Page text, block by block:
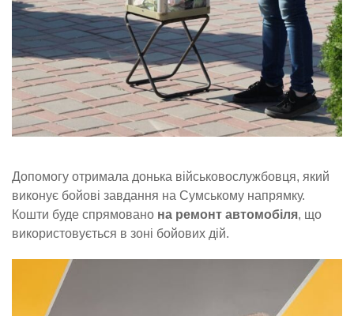
Допомогу отримала донька військовослужбовця, який
виконує бойові завдання на Сумському напрямку.
Кошти буде спрямовано на ремонт автомобіля, що
використовується в зоні бойових дій.